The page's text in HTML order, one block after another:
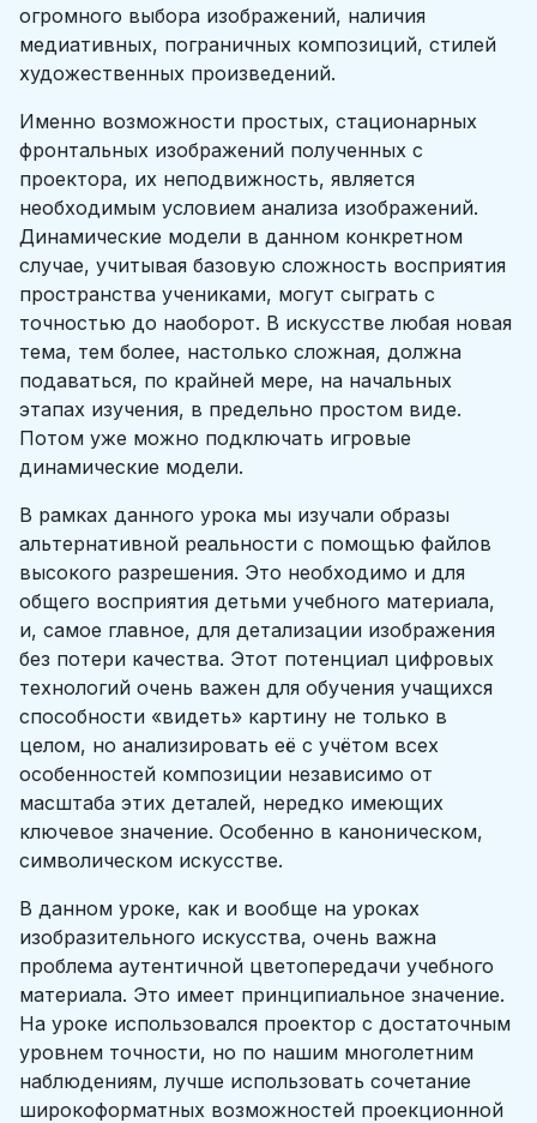
огромного выбора изображений, наличия
медиативных, пограничных композиций, стилей
художественных произведений.
Именно возможности простых, стационарных
фронтальных изображений полученных с
проектора, их неподвижность, является
необходимым условием анализа изображений.
Динамические модели в данном конкретном
случае, учитывая базовую сложность восприятия
пространства учениками, могут сыграть с
точностью до наоборот. В искусстве любая новая
тема, тем более, настолько сложная, должна
подаваться, по крайней мере, на начальных
этапах изучения, в предельно простом виде.
Потом уже можно подключать игровые
динамические модели.
В рамках данного урока мы изучали образы
альтернативной реальности с помощью файлов
высокого разрешения. Это необходимо и для
общего восприятия детьми учебного материала,
и, самое главное, для детализации изображения
без потери качества. Этот потенциал цифровых
технологий очень важен для обучения учащихся
способности «видеть» картину не только в
целом, но анализировать её с учётом всех
особенностей композиции независимо от
масштаба этих деталей, нередко имеющих
ключевое значение. Особенно в каноническом,
символическом искусстве.
В данном уроке, как и вообще на уроках
изобразительного искусства, очень важна
проблема аутентичной цветопередачи учебного
материала. Это имеет принципиальное значение.
На уроке использовался проектор с достаточным
уровнем точности, но по нашим многолетним
наблюдениям, лучше использовать сочетание
широкоформатных возможностей проекционной